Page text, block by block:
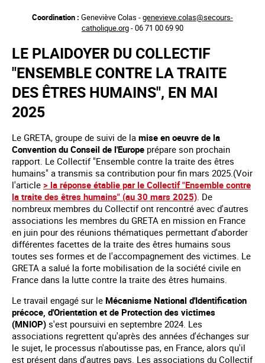
principal
Coordination : Geneviève Colas -genevieve.colas@secours-
catholique.org- 06 71 00 69 90
LE PLAIDOYER DU COLLECTIF
"ENSEMBLE CONTRE LA TRAITE
DES ÊTRES HUMAINS", EN MAI
2025
Le GRETA, groupe de suivi de la mise en oeuvre de la
Convention du Conseil de l'Europe prépare son prochain
rapport. Le Collectif "Ensemble contre la traite des êtres
humains" a transmis sa contribution pour fin mars 2025.(Voir
l'article > la réponse établie par le Collectif "Ensemble contre
la traite des êtres humains" (au 30 mars 2025) . De
nombreux membres du Collectif ont rencontré avec d'autres
associations les membres du GRETA en mission en France
en juin pour des réunions thématiques permettant d'aborder
différentes facettes de la traite des êtres humains sous
toutes ses formes et de l'accompagnement des victimes. Le
GRETA a salué la forte mobilisation de la société civile en
France dans la lutte contre la traite des êtres humains.
Le travail engagé sur le Mécanisme National d'Identification
précoce, d'Orientation et de Protection des victimes
(MNIOP) s'est poursuivi en septembre 2024. Les
associations regrettent qu'après des années d'échanges sur
le sujet, le processus n'aboutisse pas, en France, alors qu'il
est présent dans d'autres pays. Les associations du Collectif